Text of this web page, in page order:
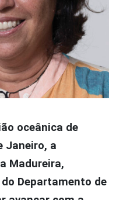
oceânica de
Janeiro, a
Madureira,
Departamento de